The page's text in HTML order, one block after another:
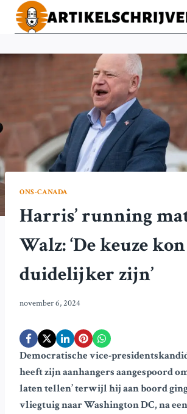
Doorgaan
naar
ONS-CANADA
Harris’ running
Walz: ‘De keuze
duidelijker zijn’
november 6, 2024
Democratische vice-
heeft zijn aanhangers aangespoord
laten tellen’ terwijl hij aan boord
vliegtuig naar Washington DC, na